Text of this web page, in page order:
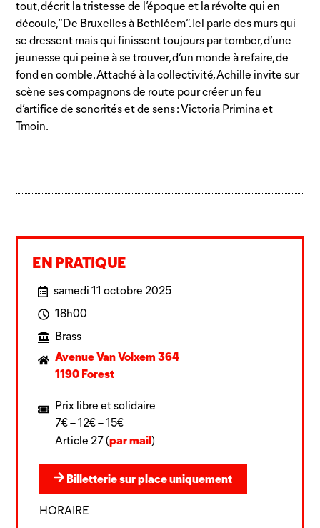
tout, décrit la tristesse de l’époque et la révolte qui en
découle, “De Bruxelles à Bethléem”. Iel parle des murs qui
se dressent mais qui finissent toujours par tomber, d’une
jeunesse qui peine à se trouver, d’un monde à refaire, de
fond en comble. Attaché à la collectivité, Achille invite sur
scène ses compagnons de route pour créer un feu
d’artifice de sonorités et de sens : Victoria Primina et
Tmoin.
EN PRATIQUE
samedi 11 octobre 2025
18h00
Brass
Avenue Van Volxem 364
1190 Forest
Prix libre et solidaire
7€ – 12€ – 15€
Article 27 (par mail)
Billetterie sur place uniquement
HORAIRE